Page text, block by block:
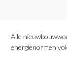
Alle
energienormen